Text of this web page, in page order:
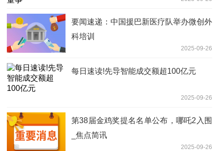
要闻速递：中国援巴新医疗队举办微创外
科培训
2025-09-26
每日速读!先导智能成交额超100亿元
2025-09-26
第38届金鸡奖提名名单公布，哪吒2入围
_焦点简讯
2025-09-26